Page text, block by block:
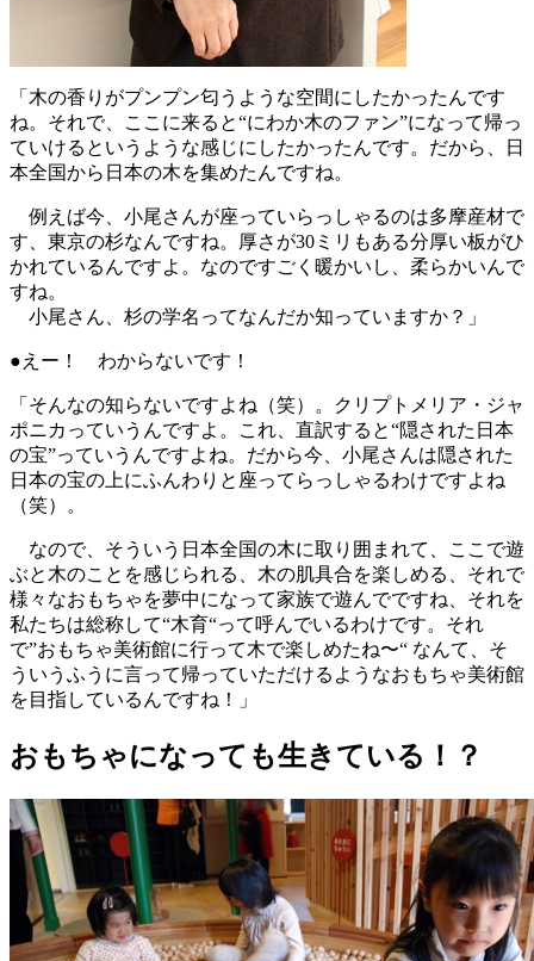
「木の香りがプンプン匂うような空間にしたかったんです
ね。それで、ここに来ると“にわか木のファン”になって帰っ
ていけるというような感じにしたかったんです。だから、日
本全国から日本の木を集めたんですね。
例えば今、小尾さんが座っていらっしゃるのは多摩産材で
す、東京の杉なんですね。厚さが30ミリもある分厚い板がひ
かれているんですよ。なのですごく暖かいし、柔らかいんで
すね。
小尾さん、杉の学名ってなんだか知っていますか？」
●えー！ わからないです！
「そんなの知らないですよね（笑）。クリプトメリア・ジャ
ポニカっていうんですよ。これ、直訳すると“隠された日本
の宝”っていうんですよね。だから今、小尾さんは隠された
日本の宝の上にふんわりと座ってらっしゃるわけですよね
（笑）。
なので、そういう日本全国の木に取り囲まれて、ここで遊
ぶと木のことを感じられる、木の肌具合を楽しめる、それで
様々なおもちゃを夢中になって家族で遊んでですね、それを
私たちは総称して“木育“って呼んでいるわけです。それ
で”おもちゃ美術館に行って木で楽しめたね〜“ なんて、そ
ういうふうに言って帰っていただけるようなおもちゃ美術館
を目指しているんですね！」
おもちゃになっても生きている！？